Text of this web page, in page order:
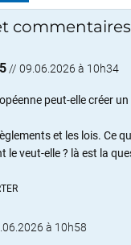
commentaires
// 09.06.2026 à 10h34
peut-elle créer
et les lois. Ce
veut-elle ? là est la
à 10h58